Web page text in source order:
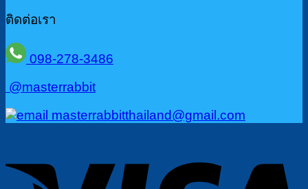
ติดต่อเรา
098-278-3486
@masterrabbit
masterrabbitthailand@gmail.com